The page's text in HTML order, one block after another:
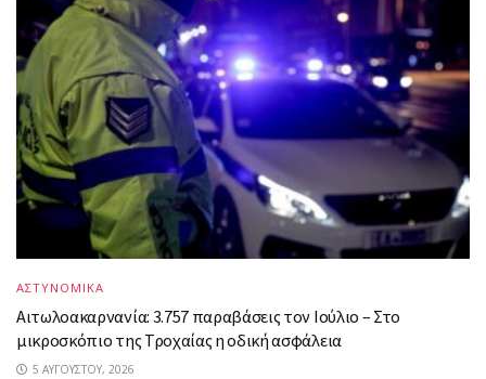
ΑΣΤΥΝΟΜΙΚΑ
Αιτωλοακαρνανία: 3.757 παραβάσεις τον Ιούλιο – Στο
μικροσκόπιο της Τροχαίας η οδική ασφάλεια
5 ΑΥΓΟΎΣΤΟΥ, 2026